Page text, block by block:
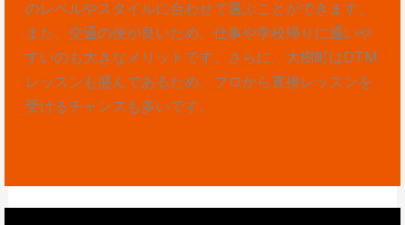
のレベルやスタイルに合わせて選ぶことができます。
また、交通の便が良いため、仕事や学校帰りに通いや
すいのも大きなメリットです。さらに、大樹町はDTM
レッスンも盛んであるため、プロから直接レッスンを
受けるチャンスも多いです。